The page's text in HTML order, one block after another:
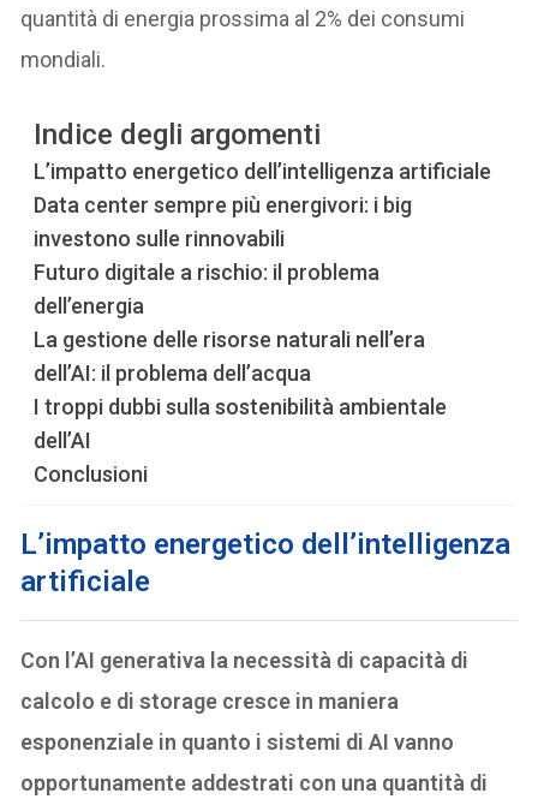
quantità di energia prossima al 2% dei consumi
mondiali.
Indice degli argomenti
L’impatto energetico dell’intelligenza artificiale
Data center sempre più energivori: i big
investono sulle rinnovabili
Futuro digitale a rischio: il problema
dell’energia
La gestione delle risorse naturali nell’era
dell’AI: il problema dell’acqua
I troppi dubbi sulla sostenibilità ambientale
dell’AI
Conclusioni
L’impatto energetico dell’intelligenza
artificiale
Con l’AI generativa la necessità di capacità di
calcolo e di storage cresce in maniera
esponenziale in quanto i sistemi di AI vanno
opportunamente addestrati con una quantità di